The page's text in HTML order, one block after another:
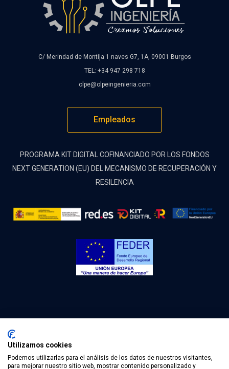
C/ Merindad de Montija 1 naves G7, 1A, 09001 Burgos
TEL: +34 947 298 718
olpe@olpeingenieria.com
Empleados
PROGRAMA KIT DIGITAL COFINANCIADO POR LOS FONDOS
NEXT GENERATION (EU) DEL MECANISMO DE RECUPERACIÓN Y
RESILENCIA
(c) 2022 Olpe Ingeniería. Todos los derechos reservados.
Utilizamos cookies
Podemos utilizarlas para el análisis de los datos de nuestros visitantes,
para mejorar nuestro sitio web, mostrar contenido personalizado y